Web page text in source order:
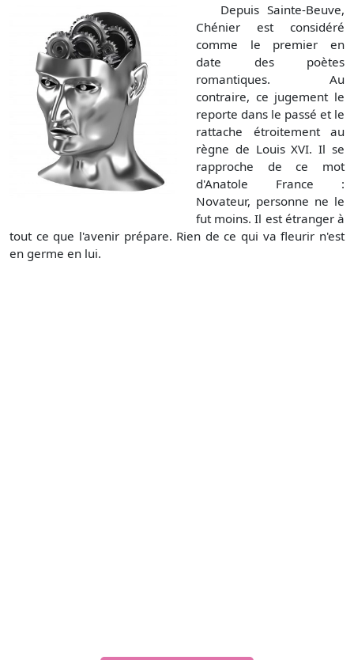
Depuis Sainte-Beuve,
Chénier est considéré
comme le premier en
date des poètes
romantiques. Au
contraire, ce jugement le
reporte dans le passé et le
rattache étroitement au
règne de Louis XVI. Il se
rapproche de ce mot
d'Anatole France :
Novateur, personne ne le
fut moins. Il est étranger à
tout ce que l'avenir prépare. Rien de ce qui va fleurir n'est
en germe en lui.